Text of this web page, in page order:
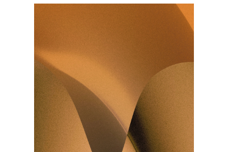
Русский
简体中文